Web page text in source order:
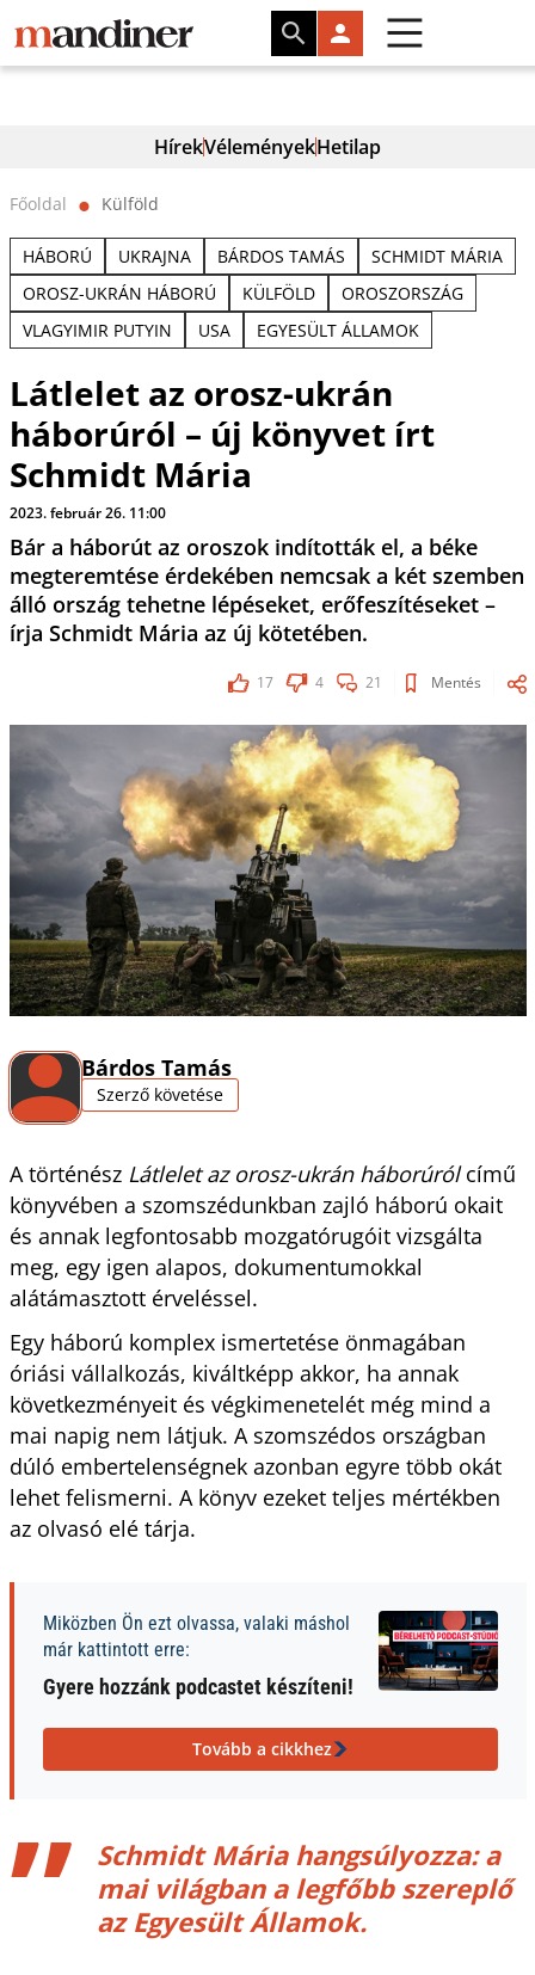
HírekVéleményekHetilap
Főoldal ⬤ Külföld
HÁBORÚ UKRAJNA BÁRDOS TAMÁS
SCHMIDT MÁRIA
OROSZ-UKRÁN HÁBORÚ
KÜLFÖLD
OROSZORSZÁG
VLAGYIMIR PUTYIN
USA EGYESÜLT ÁLLAMOK
Látlelet az orosz-ukrán
háborúról – új könyvet írt
Schmidt Mária
2023. február 26. 11:00
Bár a háborút az oroszok indították el, a béke
megteremtése érdekében nemcsak a két szemben
álló ország tehetne lépéseket, erőfeszítéseket –
írja Schmidt Mária az új kötetében.
17 4 21 Mentés
Bárdos Tamás
Szerző követése
A történész Látlelet az orosz-ukrán háborúrólcímű
könyvében a szomszédunkban zajló háború okait
és annak legfontosabb mozgatórugóit vizsgálta
meg, egy igen alapos, dokumentumokkal
alátámasztott érveléssel.
Egy háború komplex ismertetése önmagában
óriási vállalkozás, kiváltképp akkor, ha annak
következményeit és végkimenetelét még mind a
mai napig nem látjuk. A szomszédos országban
dúló embertelenségnek azonban egyre több okát
lehet felismerni. A könyv ezeket teljes mértékben
az olvasó elé tárja.
Miközben Ön ezt olvassa, valaki máshol
már kattintott erre:
Gyere hozzánk podcastet készíteni!
Tovább a cikkhez
Schmidt Mária hangsúlyozza: a
mai világban a legfőbb szereplő
az Egyesült Államok.